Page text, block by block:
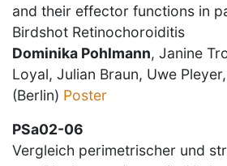
and their effector functions in
Birdshot Retinochoroiditis
Dominika Pohlmann, Janine
Loyal, Julian Braun, Uwe
(Berlin) Poster
PSa02-06
Vergleich perimetrischer und